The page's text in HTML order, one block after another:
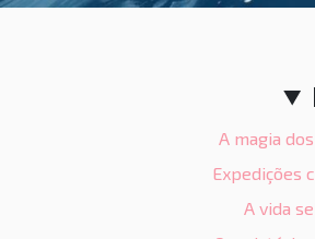
A magia
Expedições
A vida